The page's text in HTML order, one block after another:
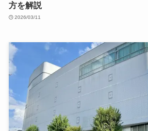
方を解説
2026/03/11